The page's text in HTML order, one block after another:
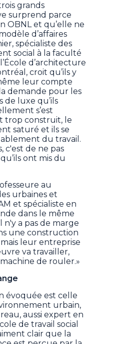
grands
surprend parce
OBNL et qu’elle ne
d’affaires
spécialiste des
social à la faculté
d’architecture
croit qu’ils y
leur compte
demande pour les
de luxe qu’ils
s’est
trop construit, le
saturé et ils se
du travail.
c'est de ne pas
ont mis du
au
urbaines et
et spécialiste en
dans le même
n'y a pas de marge
une construction
leur entreprise
va travailler,
de rouler.»
évoquée est celle
urbain,
aussi expert en
de travail social
clair que la